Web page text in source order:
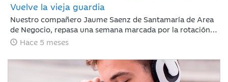
Vuelve la vieja guardia
Nuestro compañero Jaume Saenz de Santamaría de Area
de Negocio, repasa una semana marcada por la rotación
sectorial. Los inversores se han centrado en vender “todo
el foco en el software, y en comprar energía,
infraestructura o compañías industriales.
Hace 5 meses